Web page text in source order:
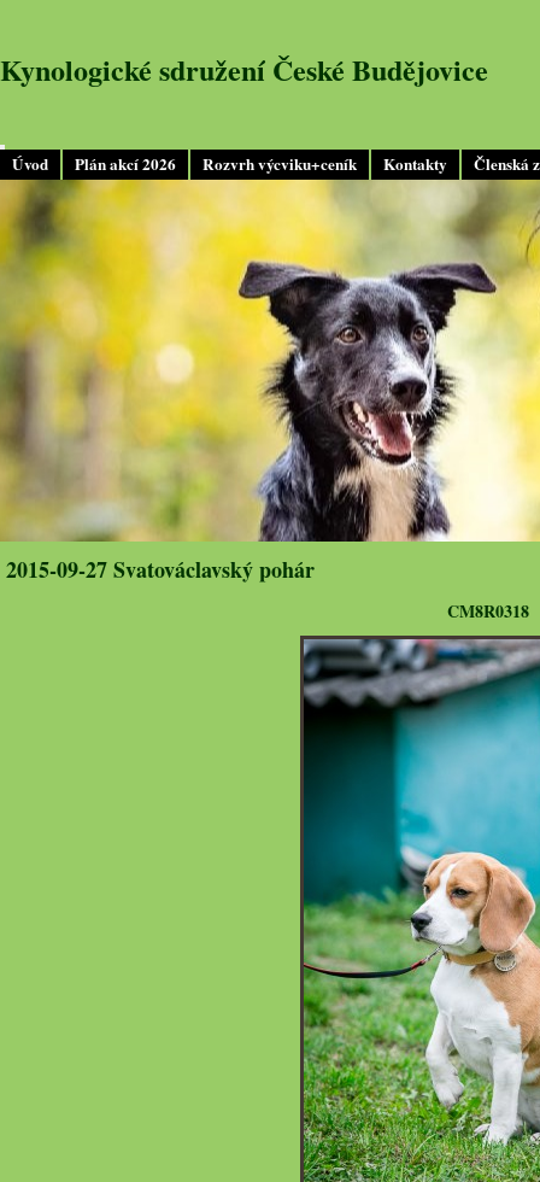
Úvod Plán akcí 2026 Rozvrh výcviku+ceník Kontakty Členská
Kynologické sdružení České Budějovice
2015-09-27 Svatováclavský pohár
CM8R0318